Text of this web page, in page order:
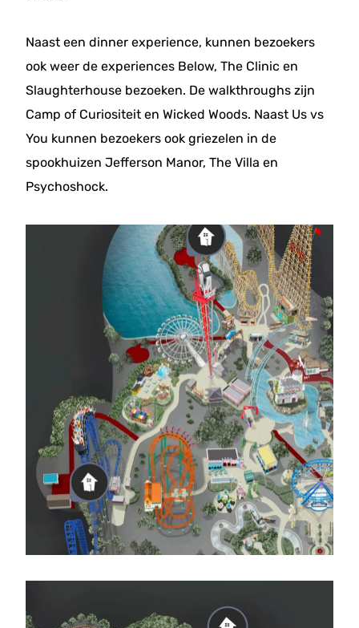
Naast een dinner experience, kunnen bezoekers
ook weer de experiences Below, The Clinic en
Slaughterhouse bezoeken. De walkthroughs zijn
Camp of Curiositeit en Wicked Woods. Naast Us vs
You kunnen bezoekers ook griezelen in de
spookhuizen Jefferson Manor, The Villa en
Psychoshock.